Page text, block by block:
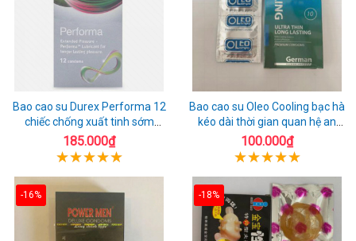
Bao cao su Durex Performa 12
chiếc chống xuất tinh sớm
chuẩn Thái Lan
185.000₫
Bao cao su Oleo Cooling bạc hà
kéo dài thời gian quan hệ an
toàn
100.000₫
-16% -18%